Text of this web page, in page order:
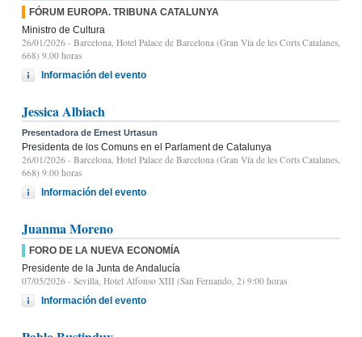
FÓRUM EUROPA. TRIBUNA CATALUNYA
Ministro de Cultura
26/01/2026 - Barcelona, Hotel Palace de Barcelona (Gran Vía de les Corts Catalanes,
668) 9.00 horas
Información del evento
Jessica Albiach
Presentadora de Ernest Urtasun
Presidenta de los Comuns en el Parlament de Catalunya
26/01/2026 - Barcelona, Hotel Palace de Barcelona (Gran Vía de les Corts Catalanes,
668) 9.00 horas
Información del evento
Juanma Moreno
FORO DE LA NUEVA ECONOMÍA
Presidente de la Junta de Andalucía
07/05/2026 - Sevilla, Hotel Alfonso XIII (San Fernando, 2) 9:00 horas
Información del evento